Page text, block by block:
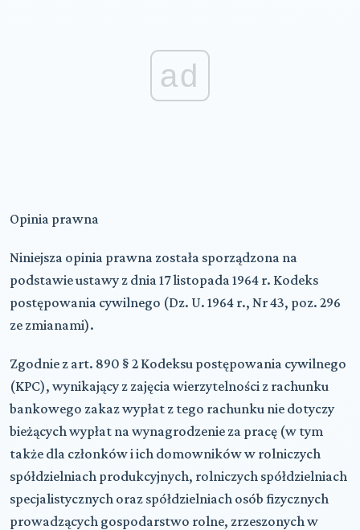
ad
Opinia prawna
Niniejsza opinia prawna została sporządzona na
podstawie ustawy z dnia 17 listopada 1964 r. Kodeks
postępowania cywilnego (Dz. U. 1964 r., Nr 43, poz. 296
ze zmianami).
Zgodnie z art. 890 § 2 Kodeksu postępowania cywilnego
(KPC), wynikający z zajęcia wierzytelności z rachunku
bankowego zakaz wypłat z tego rachunku nie dotyczy
bieżących wypłat na wynagrodzenie za pracę (w tym
także dla członków i ich domowników w rolniczych
spółdzielniach produkcyjnych, rolniczych spółdzielniach
specjalistycznych oraz spółdzielniach osób fizycznych
prowadzących gospodarstwo rolne, zrzeszonych w